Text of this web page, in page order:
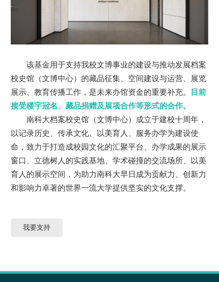
该基金用于支持我校文博事业的建设与推动发展档案
校史馆（文博中心）的藏品征集、空间建设与运营、展览
展示、教育传播工作，是未来办馆资金的重要补充。
目前
接受楼宇冠名、藏品捐赠及展项合作等形式的合作。
南科大档案校史馆（文博中心）成立于建校十周年，
以记录历史、传承文化、以美育人、服务办学为建设使
命，致力于打造成校园文化的汇聚平台、办学成果的展示
窗口、立德树人的实践基地、学术碰撞的交流场所、以美
育人的展示空间，为助力南科大早日成为贡献力、创新力
和影响力卓著的世界一流大学提供坚实的文化支撑。
我要支持